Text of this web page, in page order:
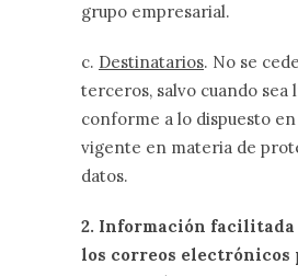
grupo empresarial.
c. Destinatarios. No se
terceros, salvo cuando sea
conforme a lo dispuesto
vigente en materia de
datos.
2. Información facilitada
los correos electrónicos